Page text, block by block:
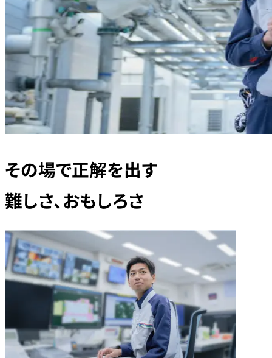
その場で正解を出す
難しさ、おもしろさ